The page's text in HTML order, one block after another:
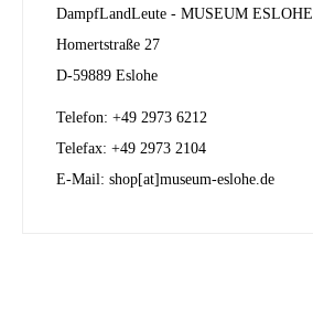
DampfLandLeute - MUSEUM ESLOHE
Homertstraße 27
D-59889 Eslohe
Telefon: +49 2973 6212
Telefax: +49 2973 2104
E-Mail: shop[at]museum-eslohe.de